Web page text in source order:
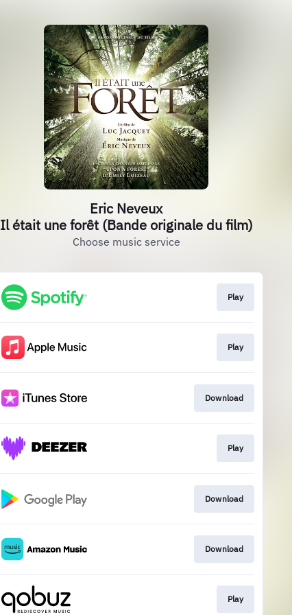
Eric Neveux
Il était une forêt (Bande originale du film)
Choose music service
Play
Play
Download
Play
Download
Download
Play